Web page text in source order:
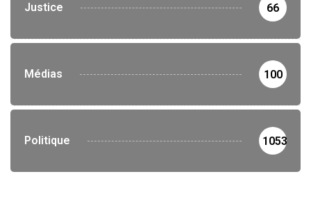
Justice 66
Médias 100
Politique 1053